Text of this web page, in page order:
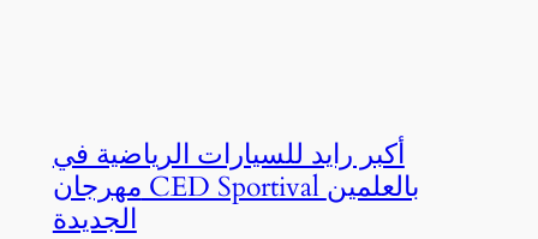
أكبر رايد للسيارات الرياضية في
مهرجان CED Sportival بالعلمين
الجديدة